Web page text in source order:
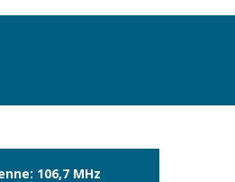
106,7 MHz